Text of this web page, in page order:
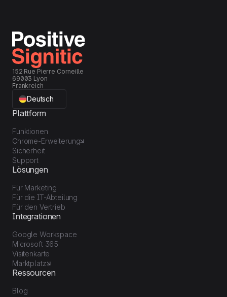
152 Rue Pierre Corneille
69003 Lyon
Frankreich
Deutsch
Plattform
Funktionen
Chrome-Erweiterung
Sicherheit
Support
Lösungen
Für Marketing
Für die IT-Abteilung
Für den Vertrieb
Integrationen
Google Workspace
Microsoft 365
Visitenkarte
Marktplatz
Ressourcen
Blog